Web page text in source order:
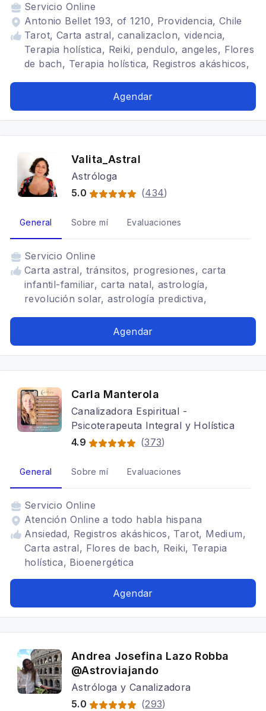
Servicio Online
Antonio Bellet 193, of 1210, Providencia, Chile
Tarot, Carta astral, canalizacIon, videncia,
Terapia holística, Reiki, pendulo, angeles, Flores
de bach, Terapia holística, Registros akáshicos,
Mascotas, cursos, Reiki Angelico, sanaciones,
canalizaciones espirituales, radiestesia, tarot
online, canalizacion angelical, cruz ankh,
runas, Carta Astral Karmica, Canalizaciones con
seres Fallecidos, Limpiezas Energéticas,
Eliminación de Trabajos de Magia Negra,
Bloqueos Espirituales, Restauración y Equilibrio
Energético
Agendar
Valita_Astral
Astróloga
5.0
(434)
General Sobre mí Evaluaciones
Servicio Online
Carta astral, tránsitos, progresiones, carta
infantil-familiar, carta natal, astrología,
revolución solar, astrología predictiva,
Agendar
Carla Manterola
Canalizadora Espiritual -
Psicoterapeuta Integral y Holística
4.9
(373)
General Sobre mí Evaluaciones
Servicio Online
Atención Online a todo habla hispana
Ansiedad, Registros akáshicos, Tarot, Medium,
Carta astral, Flores de bach, Reiki, Terapia
holística, Bioenergética
Agendar
Andrea Josefina Lazo Robba
@Astroviajando
Astróloga y Canalizadora
5.0
(293)